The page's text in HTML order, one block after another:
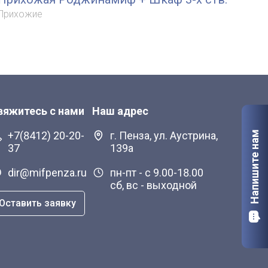
с нами
+7(8412) 20-20-
37
dir@mifpenza.ru
Оставить заявку
Наш адрес
г. Пенза, ул. Аустрина,
139а
пн-пт - с 9.00-18.00
сб, вс - выходной
Напишите нам